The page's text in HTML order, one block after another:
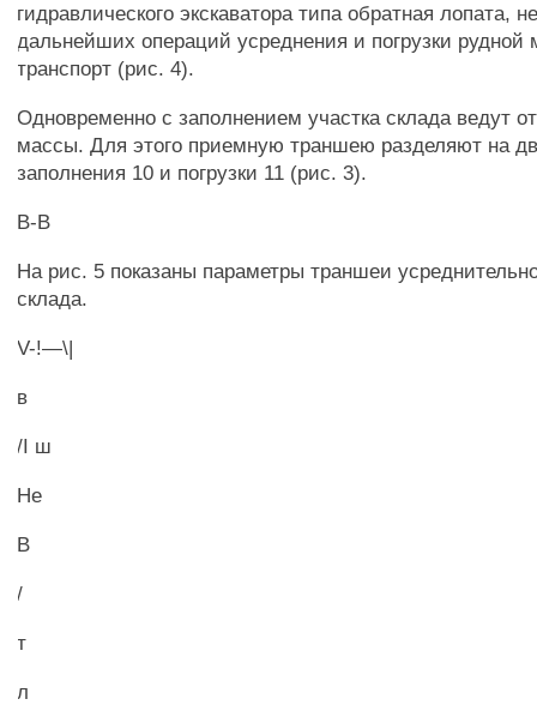
гидравлического экскаватора типа обратная лопата,
дальнейших операций усреднения и погрузки рудной
транспорт (рис. 4).
Одновременно с заполнением участка склада ведут
массы. Для этого приемную траншею разделяют на
заполнения 10 и погрузки 11 (рис. 3).
В-В
На рис. 5 показаны параметры траншеи
склада.
V-!—\|
в
/I ш
Не
В
/
т
л